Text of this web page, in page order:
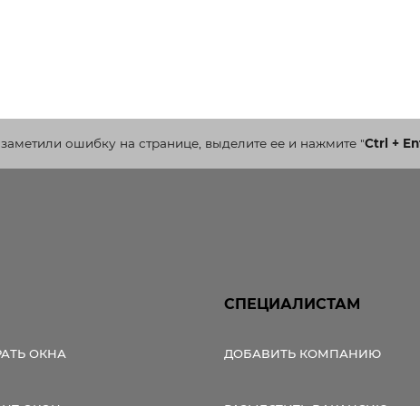
ошибку на странице, выделите ее и нажмите"Ctrl +
ОКНА
СПЕЦИАЛИСТАМ
ДОБАВИТЬ КОМПАНИЮ